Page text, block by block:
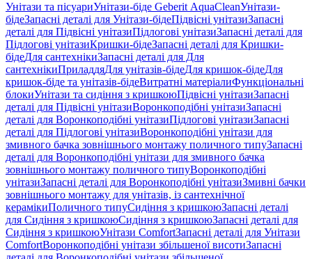
Унітази та пісуариУнітази-біде Geberit AquaCleanУнітази-
бідеЗапасні деталі для Унітази-бідеПідвісні унітазиЗапасні
деталі для Підвісні унітазиПідлогові унітазиЗапасні деталі для
Підлогові унітазиКришки-бідеЗапасні деталі для Кришки-
бідеДля сантехнікиЗапасні деталі для Для
сантехнікиПриладдяДля унітазів-бідеДля кришок-бідеДля
кришок-біде та унітазів-бідеВитратні матеріалиФункціональні
блокиУнітази та сидіння з кришкоюПідвісні унітазиЗапасні
деталі для Підвісні унітазиВоронкоподібні унітазиЗапасні
деталі для Воронкоподібні унітазиПідлогові унітазиЗапасні
деталі для Підлогові унітазиВоронкоподібні унітази для
змивного бачка зовнішнього монтажу поличного типуЗапасні
деталі для Воронкоподібні унітази для змивного бачка
зовнішнього монтажу поличного типуВоронкоподібні
унітазиЗапасні деталі для Воронкоподібні унітазиЗмивні бачки
зовнішнього монтажу для унітазів, із сантехнічної
керамікиПоличного типуСидіння з кришкоюЗапасні деталі
для Сидіння з кришкоюСидіння з кришкоюЗапасні деталі для
Сидіння з кришкоюУнітази ComfortЗапасні деталі для Унітази
ComfortВоронкоподібні унітази збільшеної висотиЗапасні